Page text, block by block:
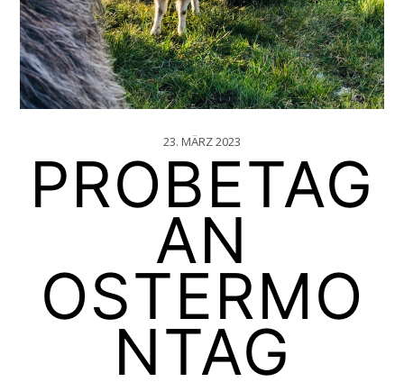
23. MÄRZ 2023
PROBETAG
AN
OSTERMO
NTAG